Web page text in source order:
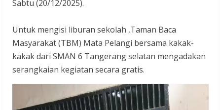
Sabtu (20/12/2025).
‎Untuk mengisi liburan sekolah ,Taman Baca
Masyarakat (TBM) Mata Pelangi bersama kakak-
kakak dari SMAN 6 Tangerang selatan mengadakan
serangkaian kegiatan secara gratis.